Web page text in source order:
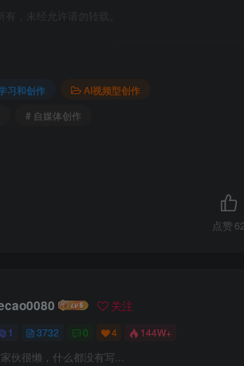
有，未经允许请勿转载。
习和创作
AI视频型创作
# 自媒体创作
点赞
关注
1 3732 0 4 144W+
伙很懒，什么都没有写...